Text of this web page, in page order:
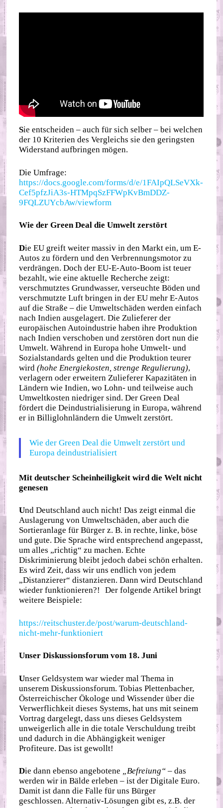
Sie entscheiden – auch für sich selber – bei welchen
der 10 Kriterien des Vergleichs sie den geringsten
Widerstand aufbringen mögen.
Die Umfrage:
https://docs.google.com/forms/d/e/1FAIpQLSeVXk-
Cef5pfzJiA3s-HTMpqSzFFWpKvBmDDZ-
9FQLZUYcbAw/viewform
Wie der Green Deal die Umwelt zerstört
Die EU greift weiter massiv in den Markt ein, um E-
Autos zu fördern und den Verbrennungsmotor zu
verdrängen. Doch der EU-E-Auto-Boom ist teuer
bezahlt, wie eine aktuelle Recherche zeigt:
verschmutztes Grundwasser, verseuchte Böden und
verschmutzte Luft bringen in der EU mehr E-Autos
auf die Straße – die Umweltschäden werden einfach
nach Indien ausgelagert. Die Zulieferer der
europäischen Autoindustrie haben ihre Produktion
nach Indien verschoben und zerstören dort nun die
Umwelt. Während in Europa hohe Umwelt- und
Sozialstandards gelten und die Produktion teurer
wird(hohe Energiekosten, strenge Regulierung),
verlagern oder erweitern Zulieferer Kapazitäten in
Ländern wie Indien, wo Lohn- und teilweise auch
Umweltkosten niedriger sind. Der Green Deal
fördert die Deindustrialisierung in Europa, während
er in Billiglohnländern die Umwelt zerstört.
Wie der Green Deal die Umwelt zerstört und
Europa deindustrialisiert
Mit deutscher Scheinheiligkeit wird die Welt nicht
genesen
Und Deutschland auch nicht! Das zeigt einmal die
Auslagerung von Umweltschäden, aber auch die
Sortieranlage für Bürger z. B. in rechte, linke, böse
und gute. Die Sprache wird entsprechend angepasst,
um alles „richtig“ zu machen. Echte
Diskriminierung bleibt jedoch dabei schön erhalten.
Es wird Zeit, dass wir uns endlich von jedem
„Distanzierer“ distanzieren. Dann wird Deutschland
wieder funktionieren?! Der folgende Artikel bringt
weitere Beispiele:
https://reitschuster.de/post/warum-deutschland-
nicht-mehr-funktioniert
Unser Diskussionsforum vom 18. Juni
Unser Geldsystem war wieder mal Thema in
unserem Diskussionsforum. Tobias Plettenbacher,
Österreichischer Ökologe und Wissender über die
Verwerflichkeit dieses Systems, hat uns mit seinem
Vortrag dargelegt, dass uns dieses Geldsystem
unweigerlich alle in die totale Verschuldung treibt
und dadurch in die Abhängigkeit weniger
Profiteure. Das ist gewollt!
Die dann ebenso angebotene „Befreiung“ – das
werden wir in Bälde erleben – ist der Digitale Euro.
Damit ist dann die Falle für uns Bürger
geschlossen. Alternativ-Lösungen gibt es, z.B. der